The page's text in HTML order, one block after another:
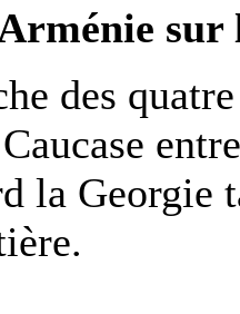
sur
des
la Georgie